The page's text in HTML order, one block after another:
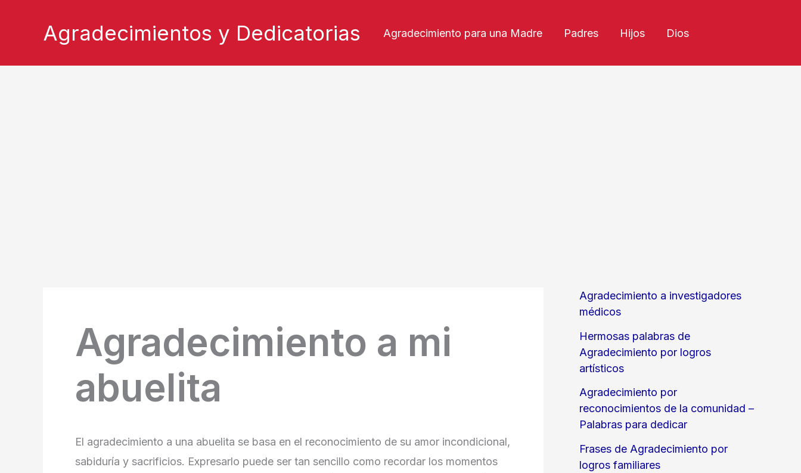
Agradecimientos y Dedicatorias Agradecimiento para una Madre Padres Hijos Dios
Agradecimiento a mi
abuelita
El agradecimiento a una abuelita se basa en el reconocimiento de su amor incondicional,
sabiduría y sacrificios. Expresarlo puede ser tan sencillo como recordar los momentos
Agradecimiento a investigadores
médicos
Hermosas palabras de
Agradecimiento por logros
artísticos
Agradecimiento por
reconocimientos de la comunidad –
Palabras para dedicar
Frases de Agradecimiento por
logros familiares